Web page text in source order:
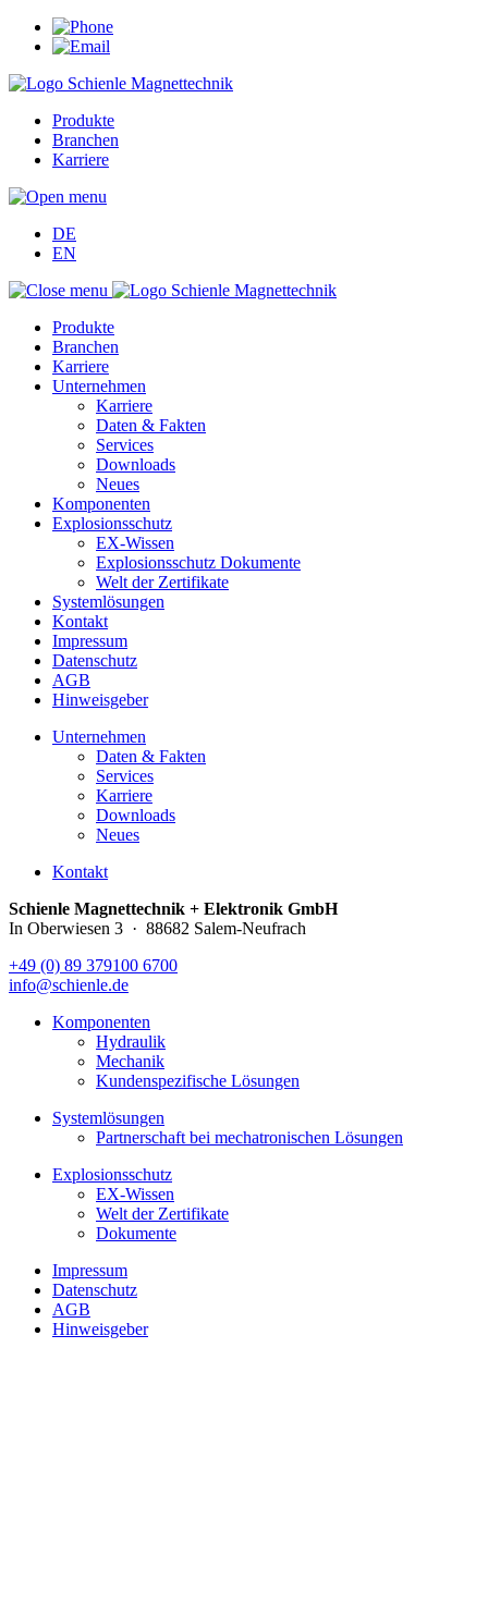
Produkte
Branchen
Karriere
DE
EN
Produkte
Branchen
Karriere
Unternehmen
Karriere
Daten & Fakten
Services
Downloads
Neues
Komponenten
Explosionsschutz
EX-Wissen
Explosionsschutz Dokumente
Welt der Zertifikate
Systemlösungen
Kontakt
Impressum
Datenschutz
AGB
Hinweisgeber
Unternehmen
Daten & Fakten
Services
Karriere
Downloads
Neues
Kontakt
Schienle Magnettechnik + Elektronik GmbH
In Oberwiesen 3 · 88682 Salem-Neufrach
+49 (0) 89 379100 6700
info@schienle.de
Komponenten
Hydraulik
Mechanik
Kundenspezifische Lösungen
Systemlösungen
Partnerschaft bei mechatronischen Lösungen
Explosionsschutz
EX-Wissen
Welt der Zertifikate
Dokumente
Impressum
Datenschutz
AGB
Hinweisgeber